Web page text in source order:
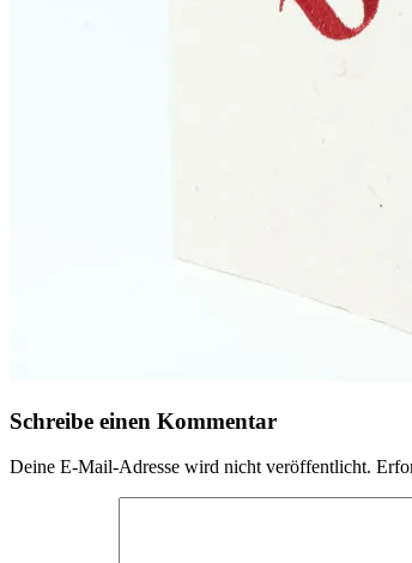
Schreibe einen Kommentar
Deine E-Mail-Adresse wird nicht veröffentlicht.